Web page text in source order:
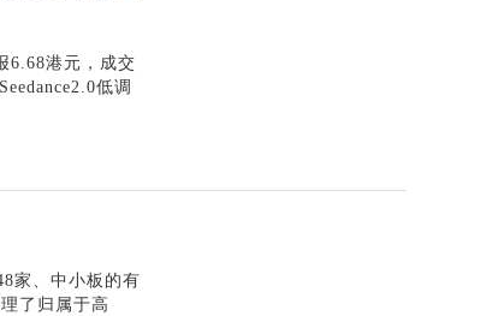
6.68港元，成交
低调
家、中小板的有
了归属于高